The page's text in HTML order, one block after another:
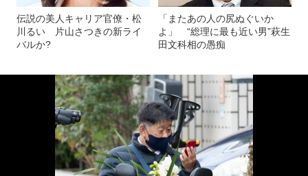
伝説の美人キャリア官僚・松
川るい 片山さつきの新ライ
バルか?
「またあの人の尻ぬぐいか
よ」 “総理に最も近い男”萩生
田文科相の愚痴